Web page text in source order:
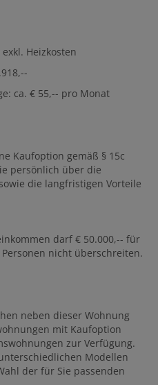
Heizkosten
ca. € 55,-- pro Monat
Kaufoption gemäß § 15c
persönlich über die
die langfristigen Vorteile
darf € 50.000,-- für
nicht überschreiten.
neben dieser Wohnung
mit Kaufoption
zur Verfügung.
Modellen
der für Sie passenden